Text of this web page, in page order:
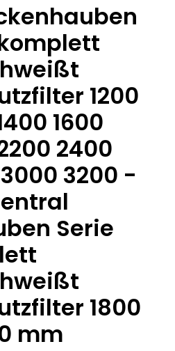
1200
1600
2400
3200 -
Serie
1800
mm